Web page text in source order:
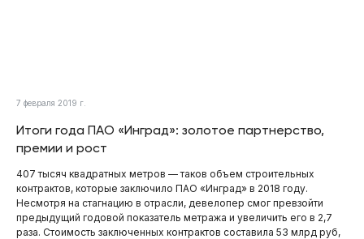
7 февраля 2019 г.
Итоги года ПАО «Инград»: золотое партнерство,
премии и рост
407 тысяч квадратных метров — таков объем строительных
контрактов, которые заключило ПАО «Инград» в 2018 году.
Несмотря на стагнацию в отрасли, девелопер смог превзойти
предыдущий годовой показатель метража и увеличить его в 2,7
раза. Стоимость заключенных контрактов составила 53 млрд руб,